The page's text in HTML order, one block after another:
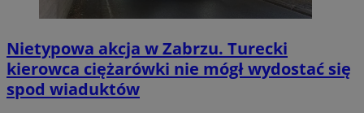
Nietypowa akcja w Zabrzu. Turecki
kierowca ciężarówki nie mógł wydostać się
spod wiaduktów